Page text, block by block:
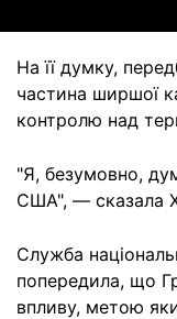
На її думку,
частина ширшої
контролю над
"Я, безумовно,
США", — сказала
Служба
попередила, що
впливу, метою